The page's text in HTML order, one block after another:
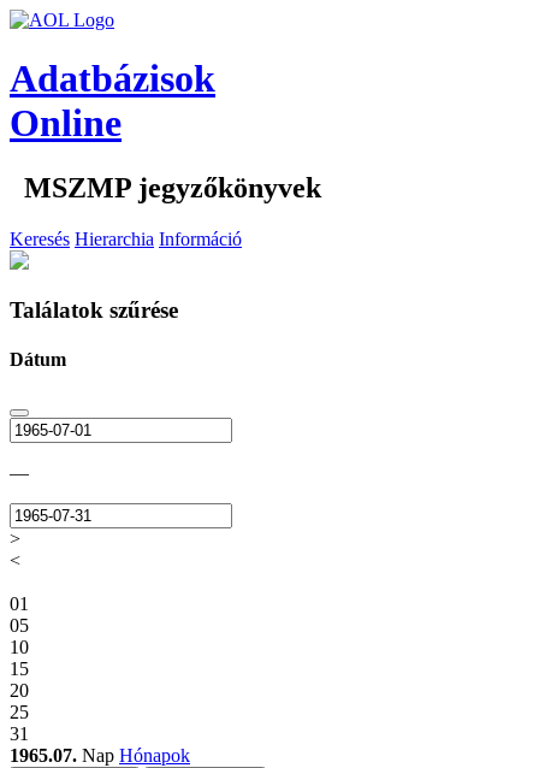
Adatbázisok
Online
MSZMP jegyzőkönyvek
Keresés Hierarchia Információ
Találatok szűrése
Dátum
—
>
<
01
05
10
15
20
25
31
1965.07. Nap Hónapok